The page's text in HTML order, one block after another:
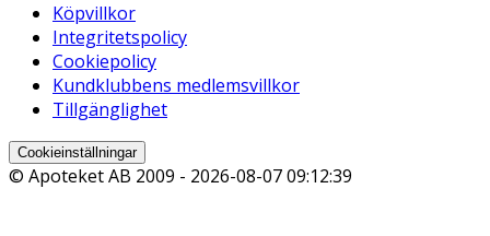
Köpvillkor
Integritetspolicy
Cookiepolicy
Kundklubbens medlemsvillkor
Tillgänglighet
Cookieinställningar
© Apoteket AB 2009 - 2026-08-07 09:12:39